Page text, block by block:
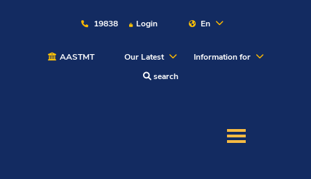
19838 Login En
AASTMT Our Latest
Information for
search